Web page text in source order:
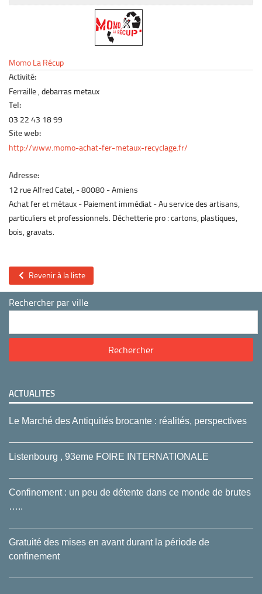
Le marché du mobilier d’occasion
Momo La Récup
Activité:
Ferraille , debarras metaux
Tel:
03 22 43 18 99
Site web:
http://www.momo-achat-fer-metaux-recyclage.fr/
Adresse:
12 rue Alfred Catel, 80080
Amiens
Achat fer et métaux - Paiement immédiat - Au service des artisans,
particuliers et professionnels. Déchetterie pro : cartons, plastiques,
bois, gravats.
Revenir à la liste
Rechercher par ville
ACTUALITES
Le Marché des Antiquités brocante : réalités, perspectives
Listenbourg , 93eme FOIRE INTERNATIONALE
Confinement : un peu de détente dans ce monde de brutes
…..
Gratuité des mises en avant durant la période de
confinement